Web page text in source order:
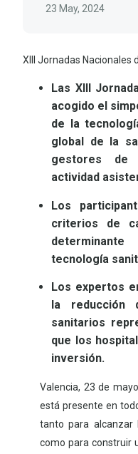
23 May, 2024
XIII Jornadas Nacionales
Las XIII
acogido el
de la
global de la
gestores de
actividad
Los
criterios de
tecnología
Los expertos
la reducción
sanitarios
que los
inversión.
Valencia, 23 de
está presente en
tanto para alcanzar
como para construir